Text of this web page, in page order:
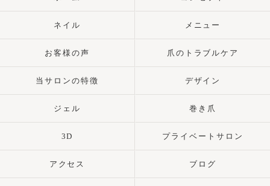
ネイル メニュー
お客様の声 爪のトラブルケア
当サロンの特徴 デザイン
ジェル 巻き爪
3D プライベートサロン
アクセス ブログ